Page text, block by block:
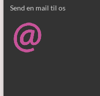
Send en mail til os